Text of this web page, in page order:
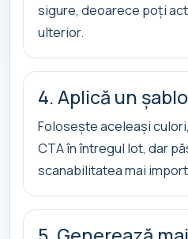
sigure, deoarece poți
ulterior.
4. Aplică un
Folosește aceleași
CTA în întregul lot, dar
scanabilitatea mai